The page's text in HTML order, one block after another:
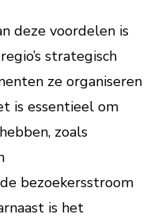
deze voordelen is
strategisch
ze organiseren
is essentieel om
zoals
bezoekersstroom
is het